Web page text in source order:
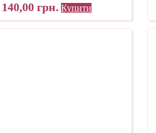
140,00 грн. Купити